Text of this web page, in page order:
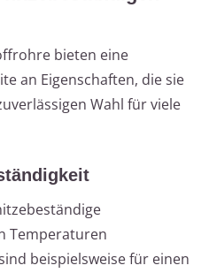
bieten eine
an Eigenschaften, die sie
Wahl für viele
Temperaturen
beispielsweise für einen